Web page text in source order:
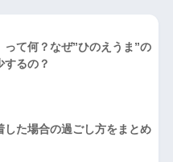
て何？なぜ”ひのえうま”の
するの？
した場合の過ごし方をまとめ